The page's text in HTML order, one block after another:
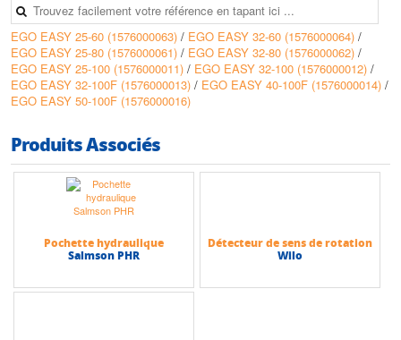
• Tension d'alimentation : 1~230V
• Fréquence : 50/60 Hz
• Classe d'isolation : F
Caractéristiques techniques
• Température du liquide : +2 à +110 °C
• Température ambiante : 0 à +40 °C
• Liquides admissibles : propres, non agressifs et non explosifs, sans
particules solides ou fibres
• Pression maximale : 10 bar
• Pression minimale en aspiration :
- 0,05 bar à 50 °C
- 0,8 bar à 80 °C
• Concentration maximale de glycol : 20 %*
• Orifices filetées : G 1 "½ - 2” (selon ISO 228)
• Indice de protection : IP44
EGO EASY 25-60 (1576000063) / EGO EASY 32-60 (1576000064) /
EGO EASY 25-80 (1576000061) / EGO EASY 32-80 (1576000062) /
EGO EASY 25-100 (1576000011) / EGO EASY 32-100 (1576000012) /
EGO EASY 32-100F (1576000013) / EGO EASY 40-100F (1576000014) /
EGO EASY 50-100F (1576000016)
Produits Associés
Pochette hydraulique
Salmson PHR
Détecteur de sens de rotation
Wilo